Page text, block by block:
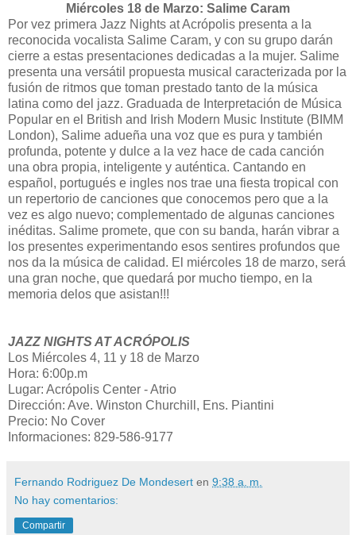
Miércoles 18 de Marzo: Salime Caram
Por vez primera Jazz Nights at Acrópolis presenta a la
reconocida vocalista Salime Caram, y con su grupo darán
cierre a estas presentaciones dedicadas a la mujer. Salime
presenta una versátil propuesta musical caracterizada por la
fusión de ritmos que toman prestado tanto de la música
latina como del jazz. Graduada de Interpretación de Música
Popular en el British and Irish Modern Music Institute (BIMM
London), Salime adueña una voz que es pura y también
profunda, potente y dulce a la vez hace de cada canción
una obra propia, inteligente y auténtica. Cantando en
español, portugués e ingles nos trae una fiesta tropical con
un repertorio de canciones que conocemos pero que a la
vez es algo nuevo; complementado de algunas canciones
inéditas. Salime promete, que con su banda, harán vibrar a
los presentes experimentando esos sentires profundos que
nos da la música de calidad. El miércoles 18 de marzo, será
una gran noche, que quedará por mucho tiempo, en la
memoria delos que asistan!!!
JAZZ NIGHTS AT ACRÓPOLIS
Los Miércoles 4, 11 y 18 de Marzo
Hora: 6:00p.m
Lugar: Acrópolis Center - Atrio
Dirección: Ave. Winston Churchill, Ens. Piantini
Precio: No Cover
Informaciones: 829-586-9177
Fernando Rodriguez De Mondesert en 9:38 a. m.
No hay comentarios:
Compartir